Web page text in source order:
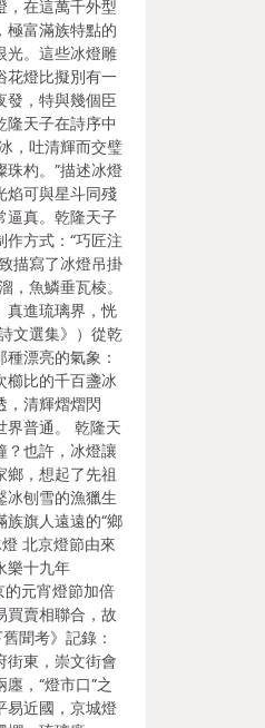
，在這萬千外型
極富滿族特點的
光。這些冰燈雕
花燈比擬別有一
發，特與幾個臣
隆天子在詩序中
，吐清輝而交璧
珠杓。”描述冰燈
焰可與星斗同殘
逼真。乾隆天子
方式：“巧匠注
描寫了冰燈吊掛
，魚鱗垂瓦棱。
真進琉璃界，恍
文選集》）從乾
漂亮的氣象：
櫛比的千百盞冰
，清輝熠熠閃
界普通。 乾隆天
？也許，冰燈讓
鄉，想起了先祖
冰刨雪的漁獵生
旗人遠遠的“鄉
北京燈節由來
樂十九年
的元宵燈節加倍
買賣相聯合，故
聞考》記錄：
街東，崇文街會
，“燈市口”之
易近國，京城燈